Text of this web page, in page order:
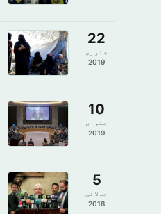
22
جنوری
2019
10
جنوری
2019
5
جولائی
2018